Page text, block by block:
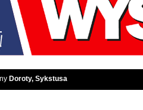
Doroty, Sykstusa